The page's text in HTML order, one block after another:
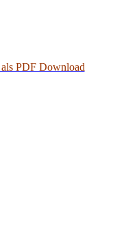
PDF Download